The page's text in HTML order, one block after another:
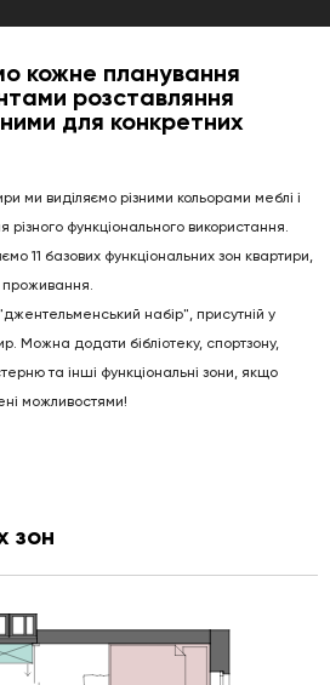
кожне планування
розставляння
для конкретних
ми виділяємо різними кольорами меблі і
різного функціонального використання.
11 базових функціональних зон квартири,
проживання.
набір", присутній у
Можна додати бібліотеку, спортзону,
та інші функціональні зони, якщо
можливостями!
зон